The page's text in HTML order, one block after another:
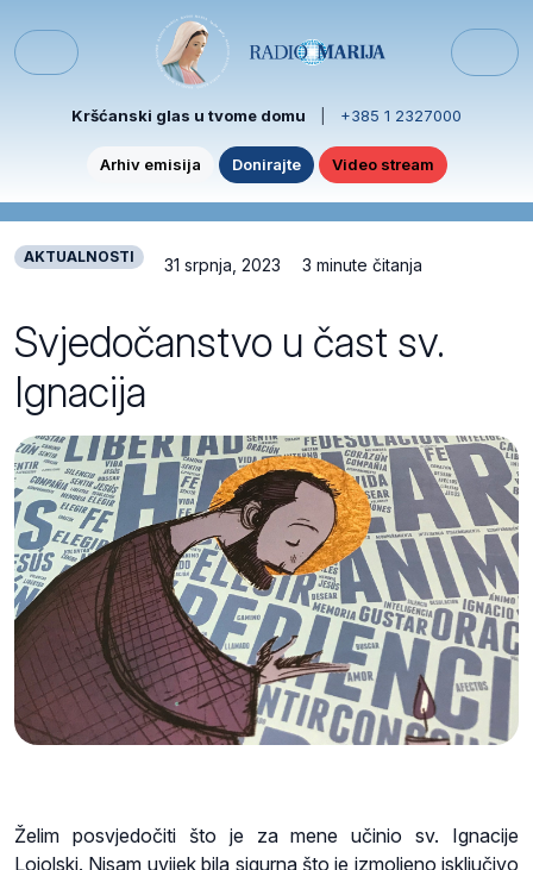
Menu
Kršćanski glas u tvome domu +385 1 2327000
Arhiv emisija Donirajte Video stream
AKTUALNOSTI 31 srpnja, 2023 3 minute čitanja
Svjedočanstvo u čast sv.
Ignacija
Želim posvjedočiti što je za mene učinio sv. Ignacije
Lojolski. Nisam uvijek bila sigurna što je izmoljeno isključivo